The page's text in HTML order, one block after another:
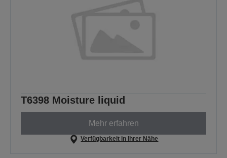
T6398 Moisture liquid
Mehr erfahren
Verfügbarkeit in Ihrer Nähe